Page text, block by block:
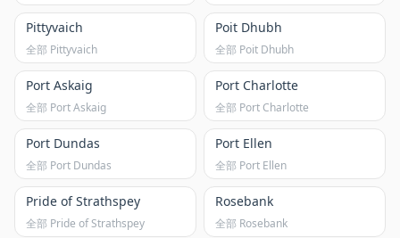
Pittyvaich
全部 Pittyvaich
Poit Dhubh
全部 Poit Dhubh
Port Askaig
全部 Port Askaig
Port Charlotte
全部 Port Charlotte
Port Dundas
全部 Port Dundas
Port Ellen
全部 Port Ellen
Pride of Strathspey
全部 Pride of Strathspey
Rosebank
全部 Rosebank